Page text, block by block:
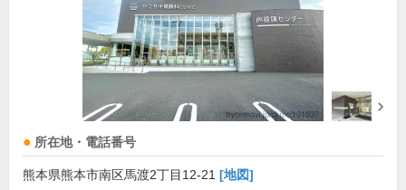
所在地・電話番号
熊本県熊本市南区馬渡2丁目12-21 [地図]